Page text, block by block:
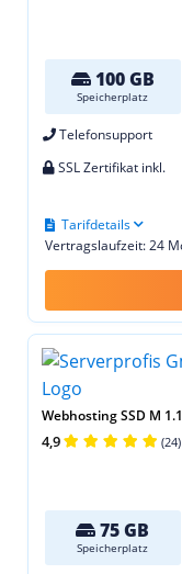
100 GB
Speicherplatz
Telefonsupport
SSL Zertifikat inkl.
Vertragslaufzeit: 24
Tarifdetails
Webhosting SSD M 1.1
4,9 (24)
75 GB
Speicherplatz